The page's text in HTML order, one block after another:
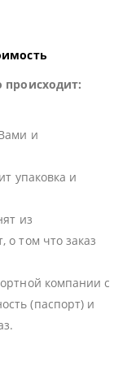
происходит:
и
упаковка и
из
о том что заказ
компании с
(паспорт) и